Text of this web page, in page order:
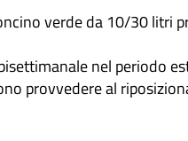
verde da 10/30 litri
nel periodo
provvedere al